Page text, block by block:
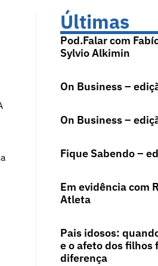
Últimas
Pod.Falar com
Sylvio Alkimin
On Business –
On Business –
Fique Sabendo –
Em evidência com
Atleta
Pais idosos:
e o afeto dos filhos
diferença